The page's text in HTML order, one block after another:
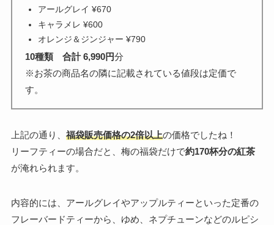
アールグレイ ¥670
キャラメレ ¥600
オレンジ＆ジンジャー ¥790
10種類 合計 6,990円分
※お茶の商品名の隣に記載されている値段は定価で
す。
上記の通り、 福袋販売価格の2倍以上の価格でしたね！
リーフティーの場合だと、梅の福袋だけで約170杯分の紅茶
が淹れられます。
内容的には、アールグレイやアップルティーといった定番の
フレーバードティーから、ゆめ、ネプチューンなどのルピシ